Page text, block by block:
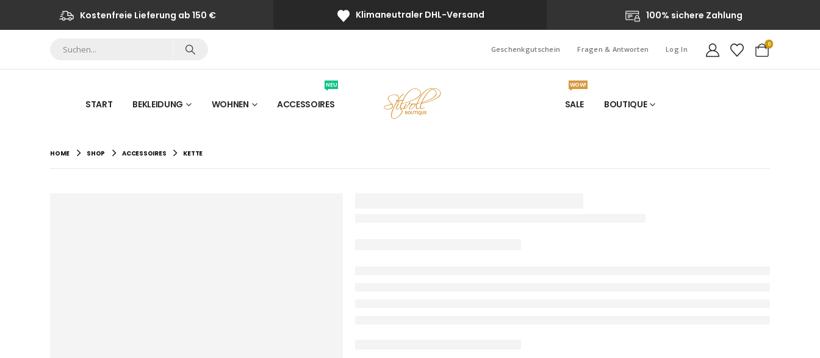
Kostenfreie Lieferung ab 150 € Klimaneutraler DHL-Versand 100% sichere Zahlung
Geschenkgutschein Fragen & Antworten Log In
0
START BEKLEIDUNG WOHNEN ACCESSOIRES
NEU
SALE
WOW!
BOUTIQUE
HOME SHOP ACCESSOIRES KETTE